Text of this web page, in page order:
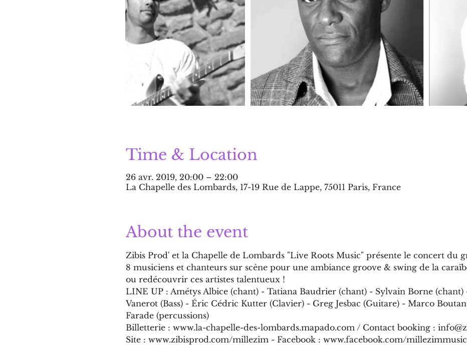
Time & Location
26 avr. 2019, 20:00 – 22:00
La Chapelle des Lombards, 17-19 Rue de Lappe, 75011 Paris, France
About the event
Zibis Prod' et la Chapelle de Lombards "Live Roots Music" présente le concert du
8 musiciens et chanteurs sur scène pour une ambiance groove & swing de la
ou redécouvrir ces artistes talentueux !
LINE UP : Amétys Albice (chant) - Tatiana Baudrier (chant) - Sylvain Borne (chant)
Vanerot (Bass) - Éric Cédric Kutter (Clavier) - Greg Jesbac (Guitare) - Marco
Farade (percussions)
Billetterie : www.la-chapelle-des-lombards.mapado.com / Contact booking :
Site : www.zibisprod.com/millezim - Facebook : www.facebook.com/